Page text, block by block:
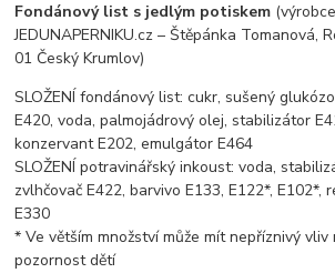
Fondánový list s jedlým potiskem
JEDUNAPERNIKU.cz – Štěpánka Tomanová,
01 Český Krumlov)
SLOŽENÍ fondánový list: cukr, sušený
E420, voda, palmojádrový olej, stabilizátor
konzervant E202, emulgátor E464
SLOŽENÍ potravinářský inkoust: voda,
zvlhčovač E422, barvivo E133, E122*, E102*,
E330
* Ve větším množství může mít nepříznivý
pozornost dětí